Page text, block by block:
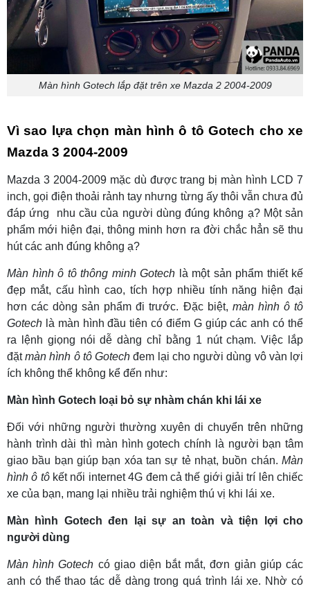
Màn hình Gotech lắp đặt trên xe Mazda 2 2004-2009
Vì sao lựa chọn màn hình ô tô Gotech cho xe
Mazda 3 2004-2009
Mazda 3 2004-2009 mặc dù được trang bị màn hình LCD 7
inch, gọi điện thoải rảnh tay nhưng từng ấy thôi vẫn chưa đủ
đáp ứng nhu cầu của người dùng đúng không ạ? Một sản
phẩm mới hiện đại, thông minh hơn ra đời chắc hẳn sẽ thu
hút các anh đúng không ạ?
Màn hình ô tô thông minh Gotech là một sản phẩm thiết kế
đẹp mắt, cấu hình cao, tích hợp nhiều tính năng hiện đại
hơn các dòng sản phẩm đi trước. Đặc biệt, màn hình ô tô
Gotech là màn hình đầu tiên có điểm G giúp các anh có thể
ra lệnh giọng nói dễ dàng chỉ bằng 1 nút chạm. Việc lắp
đặtmàn hình ô tô Gotech đem lại cho người dùng vô vàn lợi
ích không thể không kể đến như:
Màn hình Gotech loại bỏ sự nhàm chán khi lái xe
Đối với những người thường xuyên di chuyển trên những
hành trình dài thì màn hình gotech chính là người bạn tâm
giao bầu bạn giúp bạn xóa tan sự tẻ nhạt, buồn chán. Màn
hình ô tô kết nối internet 4G đem cả thế giới giải trí lên chiếc
xe của bạn, mang lại nhiều trải nghiệm thú vị khi lái xe.
Màn hình Gotech đen lại sự an toàn và tiện lợi cho
người dùng
Màn hình Gotech có giao diện bắt mắt, đơn giản giúp các
anh có thể thao tác dễ dàng trong quá trình lái xe. Nhờ có